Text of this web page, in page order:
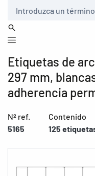
Etiquetas de
297 mm,
adherencia
Nº ref.
5165
Contenido
125